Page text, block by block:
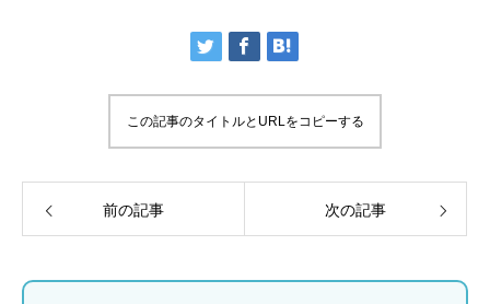
この記事のタイトルとURLをコピーする
前の記事 次の記事